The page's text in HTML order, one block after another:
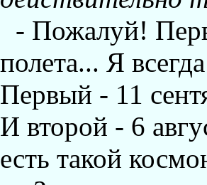
- Пожалуй!
полета... Я
Первый - 11
И второй - 6
есть такой